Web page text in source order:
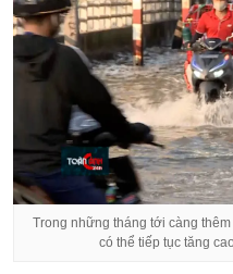
Trong những tháng tới càng
có thể tiếp tục tăng